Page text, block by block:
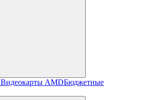
Видеокарты AMDБюджетные